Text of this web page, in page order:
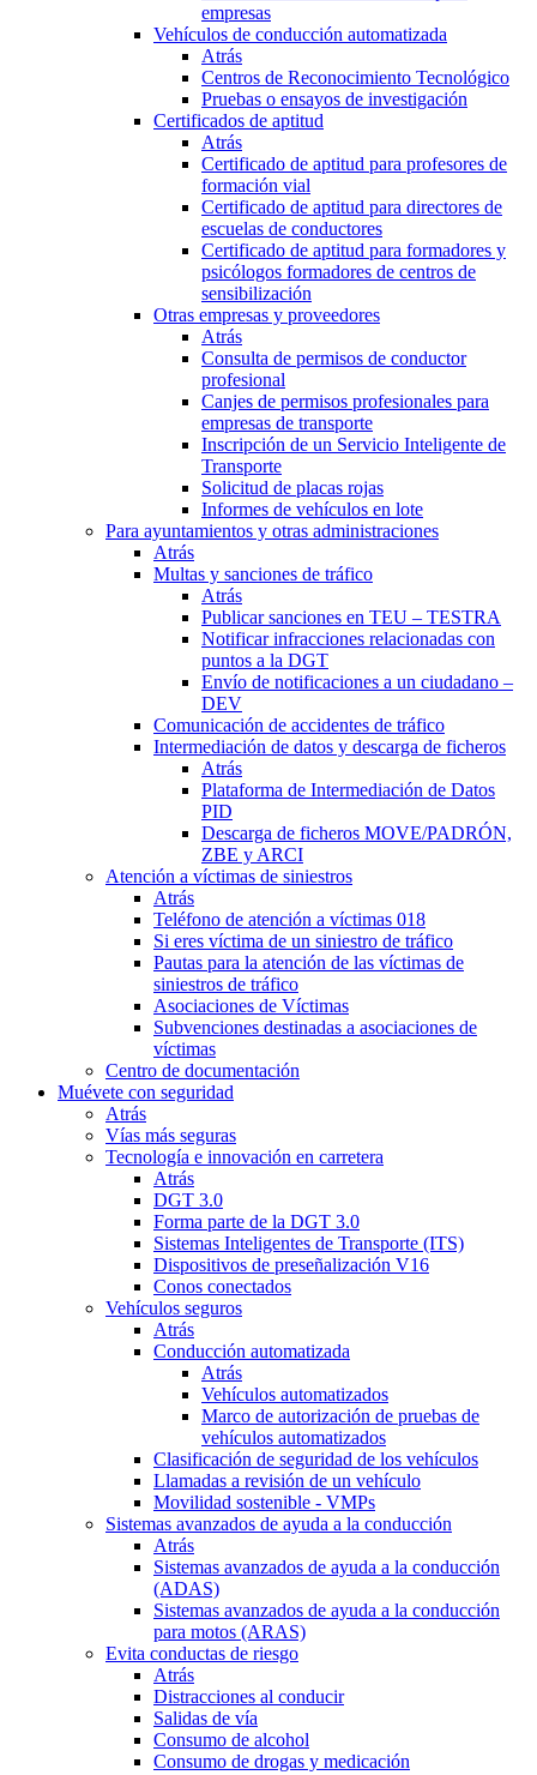
empresas
Vehículos de conducción automatizada
Atrás
Centros de Reconocimiento Tecnológico
Pruebas o ensayos de investigación
Certificados de aptitud
Atrás
Certificado de aptitud para profesores de
formación vial
Certificado de aptitud para directores de
escuelas de conductores
Certificado de aptitud para formadores y
psicólogos formadores de centros de
sensibilización
Otras empresas y proveedores
Atrás
Consulta de permisos de conductor
profesional
Canjes de permisos profesionales para
empresas de transporte
Inscripción de un Servicio Inteligente de
Transporte
Solicitud de placas rojas
Informes de vehículos en lote
Para ayuntamientos y otras administraciones
Atrás
Multas y sanciones de tráfico
Atrás
Publicar sanciones en TEU – TESTRA
Notificar infracciones relacionadas con
puntos a la DGT
Envío de notificaciones a un ciudadano –
DEV
Comunicación de accidentes de tráfico
Intermediación de datos y descarga de ficheros
Atrás
Plataforma de Intermediación de Datos
PID
Descarga de ficheros MOVE/PADRÓN,
ZBE y ARCI
Atención a víctimas de siniestros
Atrás
Teléfono de atención a víctimas 018
Si eres víctima de un siniestro de tráfico
Pautas para la atención de las víctimas de
siniestros de tráfico
Asociaciones de Víctimas
Subvenciones destinadas a asociaciones de
víctimas
Centro de documentación
Muévete con seguridad
Atrás
Vías más seguras
Tecnología e innovación en carretera
Atrás
DGT 3.0
Forma parte de la DGT 3.0
Sistemas Inteligentes de Transporte (ITS)
Dispositivos de preseñalización V16
Conos conectados
Vehículos seguros
Atrás
Conducción automatizada
Atrás
Vehículos automatizados
Marco de autorización de pruebas de
vehículos automatizados
Clasificación de seguridad de los vehículos
Llamadas a revisión de un vehículo
Movilidad sostenible - VMPs
Sistemas avanzados de ayuda a la conducción
Atrás
Sistemas avanzados de ayuda a la conducción
(ADAS)
Sistemas avanzados de ayuda a la conducción
para motos (ARAS)
Evita conductas de riesgo
Atrás
Distracciones al conducir
Salidas de vía
Consumo de alcohol
Consumo de drogas y medicación